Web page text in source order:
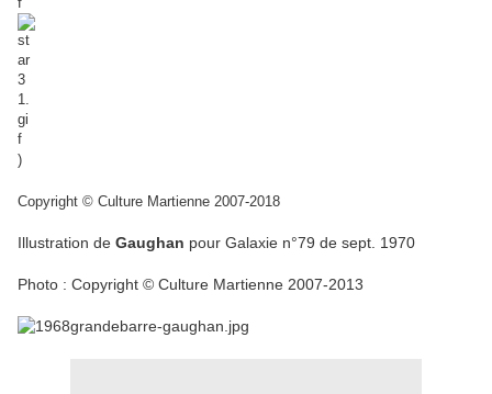
)
Copyright © Culture Martienne 2007-2018
Illustration de Gaughan pour Galaxie n°79 de sept. 1970
Photo : Copyright © Culture Martienne 2007-2013